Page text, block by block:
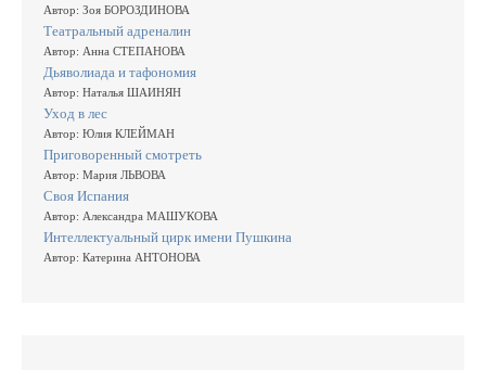
Автор: Зоя БОРОЗДИНОВА
Театральный адреналин
Автор: Анна СТЕПАНОВА
Дьяволиада и тафономия
Автор: Наталья ШАИНЯН
Уход в лес
Автор: Юлия КЛЕЙМАН
Приговоренный смотреть
Автор: Мария ЛЬВОВА
Своя Испания
Автор: Александра МАШУКОВА
Интеллектуальный цирк имени Пушкина
Автор: Катерина АНТОНОВА